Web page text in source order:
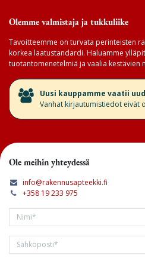
Olemme valmistaja ja tukkuliike
Tavoitteemme on turvata perinteisten
korkea laatustandardi. Haluamme
tuotantomenetelmiä ja vaalia kestävien
​Uusi kauppamme vaatii
Vanhat kirjautumistiedot eivät
Ole meihin yhteydessä
info@rakennusapteekki.fi
+358 19 233 975